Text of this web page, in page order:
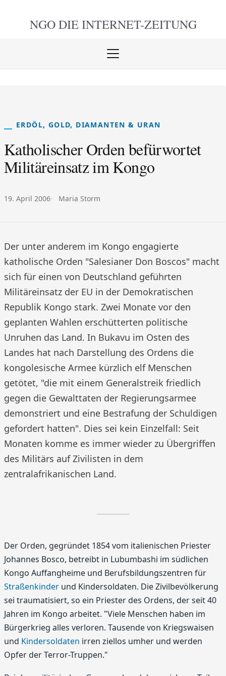
NGO DIE INTERNET-ZEITUNG
Menü
ERDÖL, GOLD, DIAMANTEN & URAN
Katholischer Orden befürwortet
Militäreinsatz im Kongo
Veröffentlicht am:
19. April 2006 Autor:
Maria Storm
Der unter anderem im Kongo engagierte
katholische Orden "Salesianer Don Boscos" macht
sich für einen von Deutschland geführten
Militäreinsatz der EU in der Demokratischen
Republik Kongo stark. Zwei Monate vor den
geplanten Wahlen erschütterten politische
Unruhen das Land. In Bukavu im Osten des
Landes hat nach Darstellung des Ordens die
kongolesische Armee kürzlich elf Menschen
getötet, "die mit einem Generalstreik friedlich
gegen die Gewalttaten der Regierungsarmee
demonstriert und eine Bestrafung der Schuldigen
gefordert hatten". Dies sei kein Einzelfall: Seit
Monaten komme es immer wieder zu Übergriffen
des Militärs auf Zivilisten in dem
zentralafrikanischen Land.
Der Orden, gegründet 1854 vom italienischen Priester
Johannes Bosco, betreibt in Lubumbashi im südlichen
Kongo Auffangheime und Berufsbildungszentren für
Straßenkinder und Kindersoldaten. Die Zivilbevölkerung
sei traumatisiert, so ein Priester des Ordens, der seit 40
Jahren im Kongo arbeitet. "Viele Menschen haben im
Bürgerkrieg alles verloren. Tausende von Kriegswaisen
und Kindersoldaten irren ziellos umher und werden
Opfer der Terror-Truppen."